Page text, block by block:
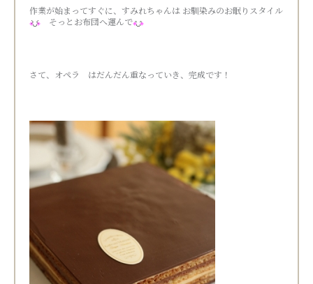
作業が始まってすぐに、すみれちゃんは お馴染みのお眠りスタイル
そっとお布団へ運んで
さて、オペラ はだんだん重なっていき、完成です！